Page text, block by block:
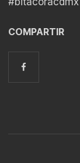
COMPARTIR